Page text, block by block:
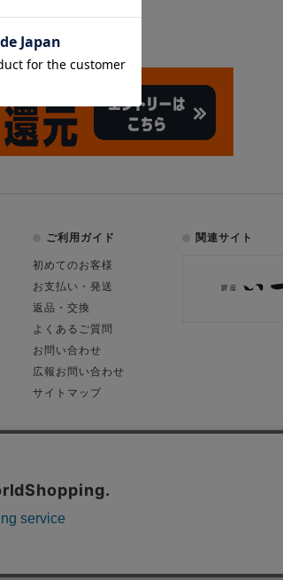
ご利用ガイド
初めてのお客様
お支払い・発送
返品・交換
よくあるご質問
お問い合わせ
広報お問い合わせ
サイトマップ
関連サイト